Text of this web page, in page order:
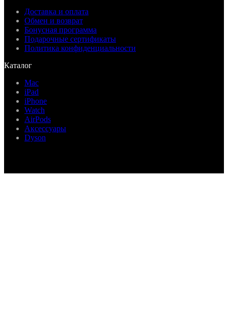
Доставка и оплата
Обмен и возврат
Бонусная программа
Подарочные сертификаты
Политика конфиденциальности
Каталог
Mac
iPad
iPhone
Watch
AirPods
Аксессуары
Dyson